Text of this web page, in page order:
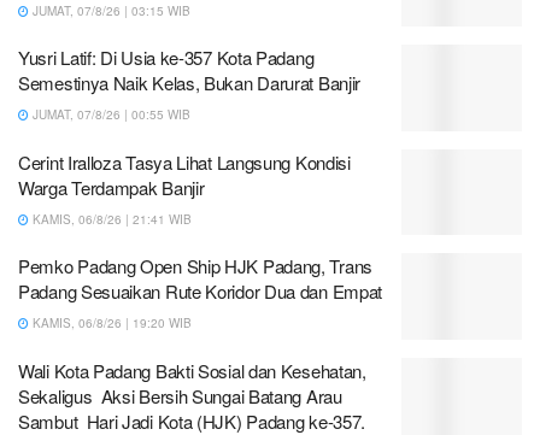
JUMAT, 07/8/26 | 03:15 WIB
Yusri Latif: Di Usia ke-357 Kota Padang
Semestinya Naik Kelas, Bukan Darurat Banjir
JUMAT, 07/8/26 | 00:55 WIB
Cerint Iralloza Tasya Lihat Langsung Kondisi
Warga Terdampak Banjir
KAMIS, 06/8/26 | 21:41 WIB
Pemko Padang Open Ship HJK Padang, Trans
Padang Sesuaikan Rute Koridor Dua dan Empat
KAMIS, 06/8/26 | 19:20 WIB
Wali Kota Padang Bakti Sosial dan Kesehatan,
Sekaligus Aksi Bersih Sungai Batang Arau
Sambut Hari Jadi Kota (HJK) Padang ke-357.